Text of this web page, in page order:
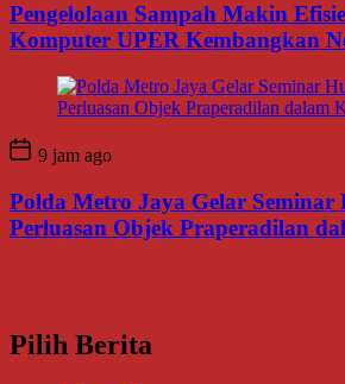
Pengelolaan Sampah Makin
Komputer UPER Kembangkan
9 jam ago
Polda Metro Jaya Gelar Seminar
Perluasan Objek Praperadilan
Pilih Berita